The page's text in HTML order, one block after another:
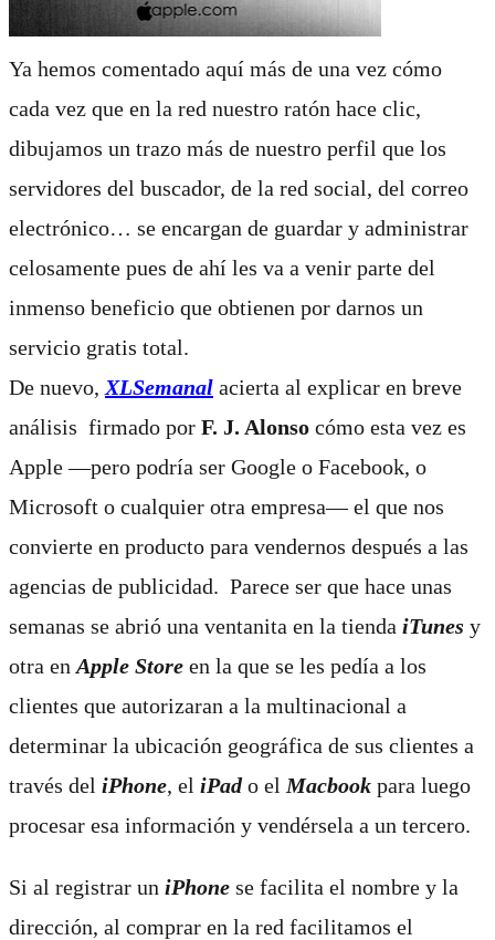
Ya hemos comentado aquí más de una vez cómo
cada vez que en la red nuestro ratón hace clic,
dibujamos un trazo más de nuestro perfil que los
servidores del buscador, de la red social, del correo
electrónico… se encargan de guardar y administrar
celosamente pues de ahí les va a venir parte del
inmenso beneficio que obtienen por darnos un
servicio gratis total.
De nuevo, XLSemanal acierta al explicar en breve
análisis firmado por F. J. Alonso cómo esta vez es
Apple ―pero podría ser Google o Facebook, o
Microsoft o cualquier otra empresa― el que nos
convierte en producto para vendernos después a las
agencias de publicidad. Parece ser que hace unas
semanas se abrió una ventanita en la tienda iTunes y
otra en Apple Store en la que se les pedía a los
clientes que autorizaran a la multinacional a
determinar la ubicación geográfica de sus clientes a
través del iPhone, el iPado el Macbook para luego
procesar esa información y vendérsela a un tercero.
Si al registrar un iPhone se facilita el nombre y la
dirección, al comprar en la red facilitamos el